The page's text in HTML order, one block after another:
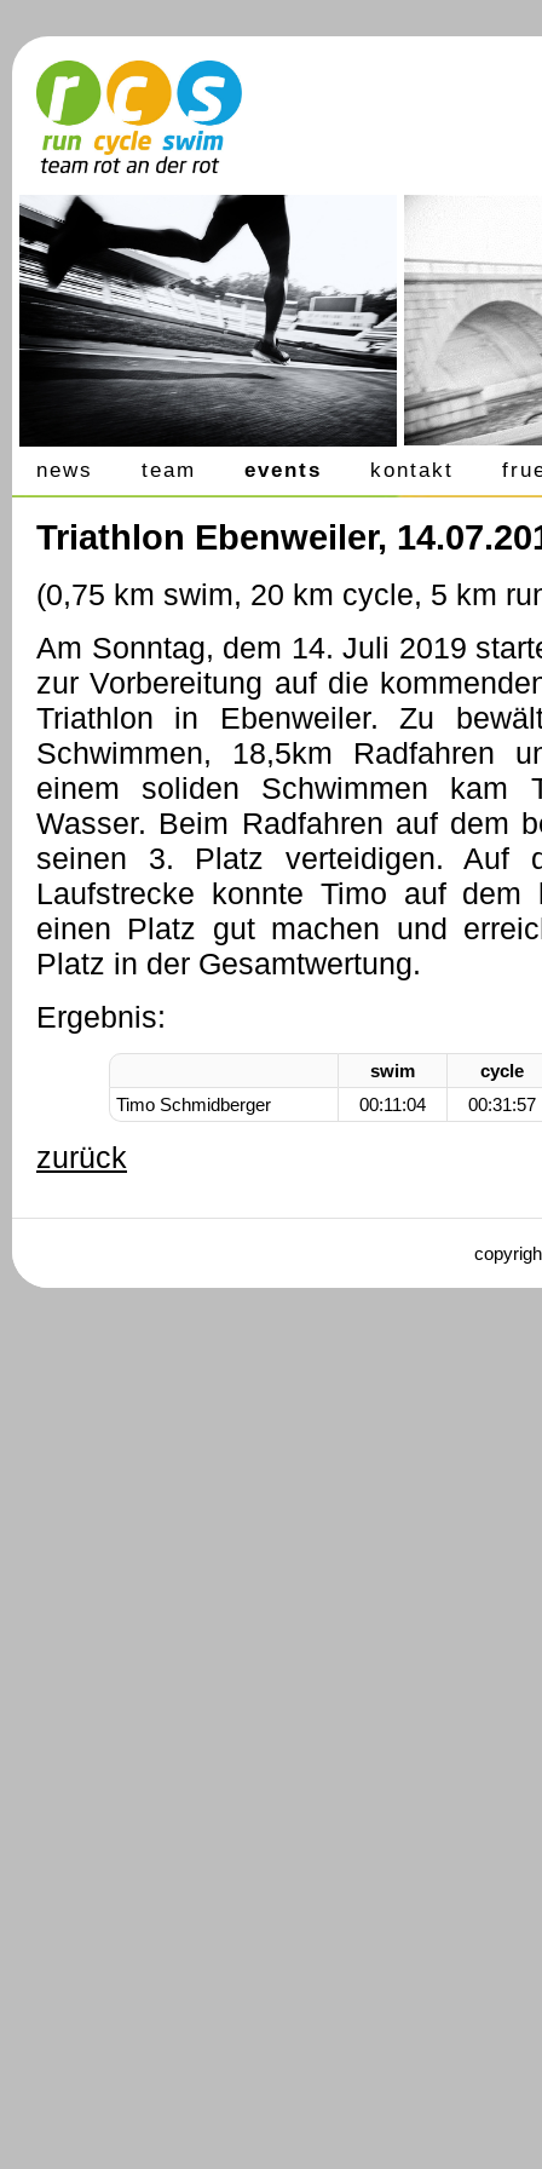
news team events kontakt
Triathlon Ebenweiler,
(0,75 km swim, 20 km cycle, 5 km
Am Sonntag, dem 14. Juli 2019
zur Vorbereitung auf die
Triathlon in Ebenweiler. Zu
Schwimmen, 18,5km Radfahren
einem soliden Schwimmen
Wasser. Beim Radfahren auf dem
seinen 3. Platz verteidigen. Auf
Laufstrecke konnte Timo auf dem
einen Platz gut machen und
Platz in der Gesamtwertung.
Ergebnis:
swim
cycle
Timo Schmidberger
00:11:04 00:31:57
zurück